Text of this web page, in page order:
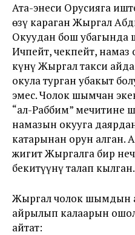
Ата-энеси Орусияга
өзү караган Жыргал
Окуудан бош убагында
Ичпейт, чекпейт,
күнү Жыргал такси
окула турган убакыт
эмес. Чолок шымчан
“ал-Раббим”
намазын окууга
катарынан орун алган.
жигит Жыргалга бир
бекитүүнү талап кылган.
Жыргал чолок шымдын
айрылып калаарын
айтат: